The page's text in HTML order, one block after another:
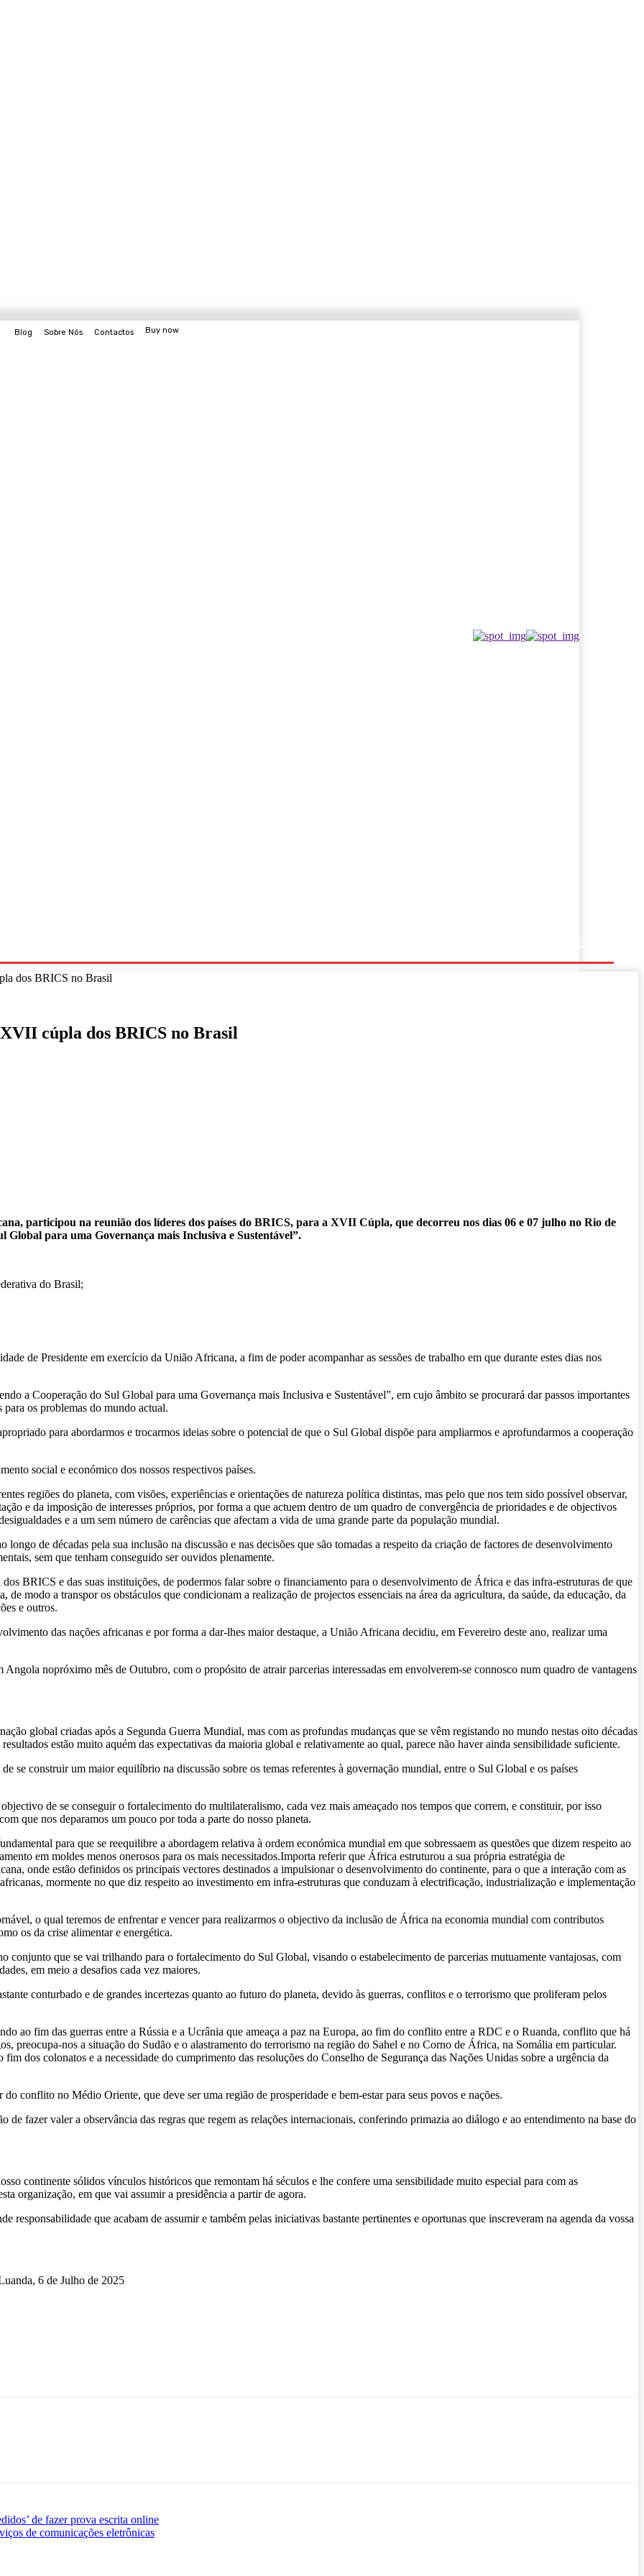
Blog Sobre Nós Contactos Buy now
dos BRICS no Brasil
cúpla dos BRICS no Brasil
participou na reunião dos líderes dos países do BRICS, para a XVII Cúpla, que decorreu nos dias 06 e 07 julho no Rio de
Global para uma Governança mais Inclusiva e Sustentável”.
do Brasil;
de Presidente em exercício da União Africana, a fim de poder acompanhar as sessões de trabalho em que durante estes dias nos
a Cooperação do Sul Global para uma Governança mais Inclusiva e Sustentável”, em cujo âmbito se procurará dar passos importantes
os problemas do mundo actual.
para abordarmos e trocarmos ideias sobre o potencial de que o Sul Global dispõe para ampliarmos e aprofundarmos a cooperação
social e económico dos nossos respectivos países.
regiões do planeta, com visões, experiências e orientações de natureza política distintas, mas pelo que nos tem sido possível observar,
e da imposição de interesses próprios, por forma a que actuem dentro de um quadro de convergência de prioridades e de objectivos
e a um sem número de carências que afectam a vida de uma grande parte da população mundial.
de décadas pela sua inclusão na discussão e nas decisões que são tomadas a respeito da criação de factores de desenvolvimento
sem que tenham conseguido ser ouvidos plenamente.
BRICS e das suas instituições, de podermos falar sobre o financiamento para o desenvolvimento de África e das infra-estruturas de que
de modo a transpor os obstáculos que condicionam a realização de projectos essenciais na área da agricultura, da saúde, da educação, da
e outros.
das nações africanas e por forma a dar-lhes maior destaque, a União Africana decidiu, em Fevereiro deste ano, realizar uma
nopróximo mês de Outubro, com o propósito de atrair parcerias interessadas em envolverem-se connosco num quadro de vantagens
global criadas após a Segunda Guerra Mundial, mas com as profundas mudanças que se vêm registando no mundo nestas oito décadas
estão muito aquém das expectativas da maioria global e relativamente ao qual, parece não haver ainda sensibilidade suficiente.
se construir um maior equilíbrio na discussão sobre os temas referentes à governação mundial, entre o Sul Global e os países
de se conseguir o fortalecimento do multilateralismo, cada vez mais ameaçado nos tempos que correm, e constituir, por isso
que nos deparamos um pouco por toda a parte do nosso planeta.
para que se reequilibre a abordagem relativa à ordem económica mundial em que sobressaem as questões que dizem respeito ao
em moldes menos onerosos para os mais necessitados.Importa referir que África estruturou a sua própria estratégia de
onde estão definidos os principais vectores destinados a impulsionar o desenvolvimento do continente, para o que a interação com as
mormente no que diz respeito ao investimento em infra-estruturas que conduzam à electrificação, industrialização e implementação
o qual teremos de enfrentar e vencer para realizarmos o objectivo da inclusão de África na economia mundial com contributos
os da crise alimentar e energética.
que se vai trilhando para o fortalecimento do Sul Global, visando o estabelecimento de parcerias mutuamente vantajosas, com
em meio a desafios cada vez maiores.
conturbado e de grandes incertezas quanto ao futuro do planeta, devido às guerras, conflitos e o terrorismo que proliferam pelos
ao fim das guerras entre a Rússia e a Ucrânia que ameaça a paz na Europa, ao fim do conflito entre a RDC e o Ruanda, conflito que há
preocupa-nos a situação do Sudão e o alastramento do terrorismo na região do Sahel e no Corno de África, na Somália em particular.
dos colonatos e a necessidade do cumprimento das resoluções do Conselho de Segurança das Nações Unidas sobre a urgência da
conflito no Médio Oriente, que deve ser uma região de prosperidade e bem-estar para seus povos e nações.
fazer valer a observância das regras que regem as relações internacionais, conferindo primazia ao diálogo e ao entendimento na base do
continente sólidos vínculos históricos que remontam há séculos e lhe confere uma sensibilidade muito especial para com as
organização, em que vai assumir a presidência a partir de agora.
responsabilidade que acabam de assumir e também pelas iniciativas bastante pertinentes e oportunas que inscreveram na agenda da vossa
6 de Julho de 2025
de fazer prova escrita online
de comunicações eletrônicas